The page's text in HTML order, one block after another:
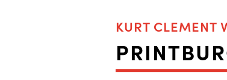
KURT CLEMENT